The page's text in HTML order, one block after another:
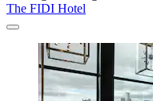
The FIDI Hotel